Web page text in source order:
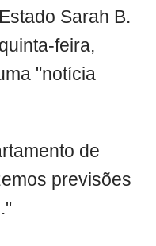
Sarah B.
feira,
"notícia
de
previsões